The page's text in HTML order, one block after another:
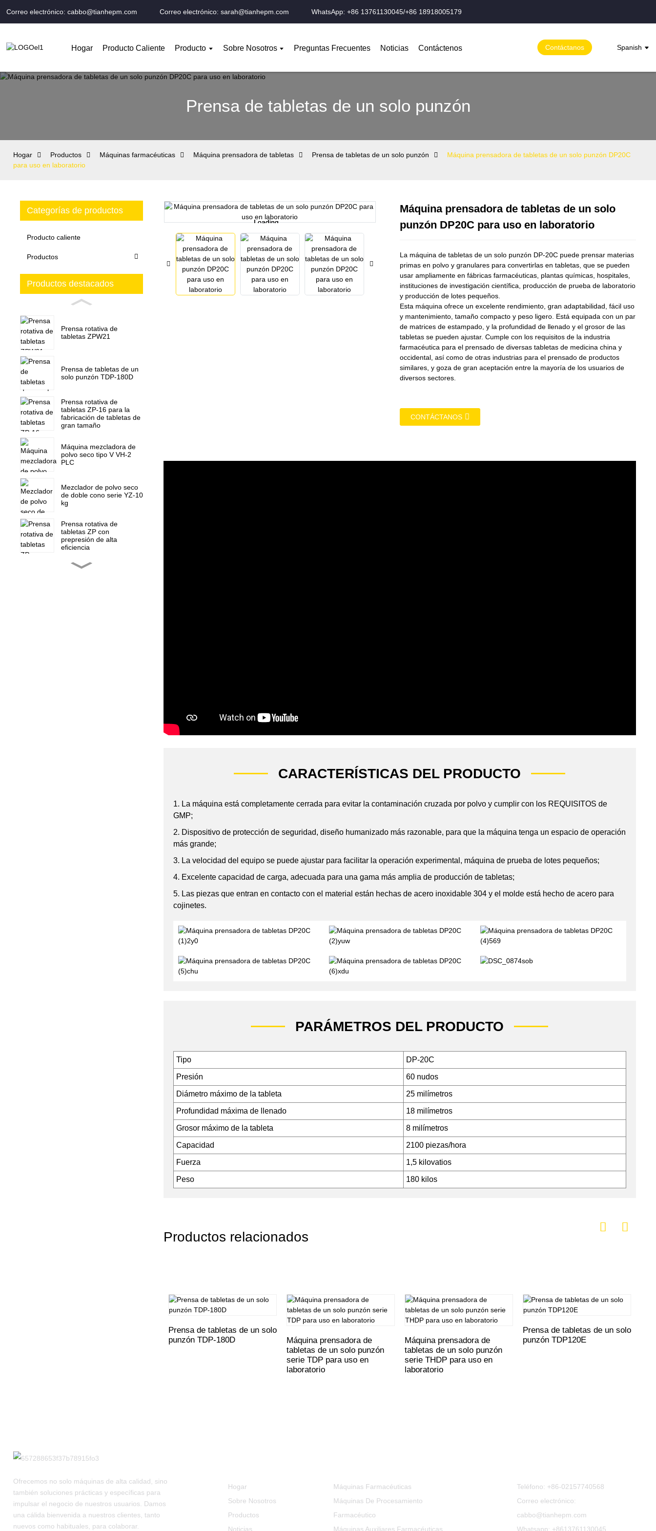
Correo electrónico: cabbo@tianhepm.com Correo electrónico: sarah@tianhepm.com WhatsApp: +86 13761130045/+86 18918005179
Hogar Producto Caliente Producto Sobre Nosotros Preguntas Frecuentes Noticias Contáctenos Contáctanos Spanish
Prensa de tabletas de un solo punzón
Hogar Productos Máquinas farmacéuticas Máquina prensadora de tabletas Prensa de tabletas de un solo punzón
Máquina prensadora de tabletas de un solo punzón DP20C
para uso en laboratorio
Categorías de productos
Producto caliente
Productos
Productos destacados
Prensa rotativa de
tabletas ZPW21
Prensa de tabletas de un
solo punzón TDP-180D
Prensa rotativa de
tabletas ZP-16 para la
fabricación de tabletas de
gran tamaño
Máquina mezcladora de
polvo seco tipo V VH-2
PLC
Mezclador de polvo seco
de doble cono serie YZ-10
kg
Prensa rotativa de
tabletas ZP con
prepresión de alta
eficiencia
Prensa rotativa para
Loading...
Loading... Loading...
Loading...
Máquina prensadora de tabletas de un solo
punzón DP20C para uso en laboratorio
La máquina de tabletas de un solo punzón DP-20C puede prensar materias
primas en polvo y granulares para convertirlas en tabletas, que se pueden
usar ampliamente en fábricas farmacéuticas, plantas químicas, hospitales,
instituciones de investigación científica, producción de prueba de laboratorio
y producción de lotes pequeños.
Esta máquina ofrece un excelente rendimiento, gran adaptabilidad, fácil uso
y mantenimiento, tamaño compacto y peso ligero. Está equipada con un par
de matrices de estampado, y la profundidad de llenado y el grosor de las
tabletas se pueden ajustar. Cumple con los requisitos de la industria
farmacéutica para el prensado de diversas tabletas de medicina china y
occidental, así como de otras industrias para el prensado de productos
similares, y goza de gran aceptación entre la mayoría de los usuarios de
diversos sectores.
CONTÁCTANOS
CARACTERÍSTICAS DEL PRODUCTO
1. La máquina está completamente cerrada para evitar la contaminación cruzada por polvo y cumplir con los REQUISITOS de
GMP;
2. Dispositivo de protección de seguridad, diseño humanizado más razonable, para que la máquina tenga un espacio de operación
más grande;
3. La velocidad del equipo se puede ajustar para facilitar la operación experimental, máquina de prueba de lotes pequeños;
4. Excelente capacidad de carga, adecuada para una gama más amplia de producción de tabletas;
5. Las piezas que entran en contacto con el material están hechas de acero inoxidable 304 y el molde está hecho de acero para
cojinetes.
PARÁMETROS DEL PRODUCTO
Tipo DP-20C
Presión 60 nudos
Diámetro máximo de la tableta 25 milímetros
Profundidad máxima de llenado 18 milímetros
Grosor máximo de la tableta 8 milímetros
Capacidad 2100 piezas/hora
Fuerza 1,5 kilovatios
Peso 180 kilos
Productos relacionados
Prensa de tabletas de un solo
punzón TDP-180D
Máquina prensadora de
tabletas de un solo punzón
serie TDP para uso en
laboratorio
Máquina prensadora de
tabletas de un solo punzón
serie THDP para uso en
laboratorio
Prensa de tabletas de un solo
punzón TDP120E
Ofrecemos no solo máquinas de alta calidad, sino
también soluciones prácticas y específicas para
impulsar el negocio de nuestros usuarios. Damos
una cálida bienvenida a nuestros clientes, tanto
nuevos como habituales, para colaborar.
Hogar
Sobre Nosotros
Productos
Noticias
Máquinas Farmacéuticas
Máquinas De Procesamiento
Farmacéutico
Máquinas Auxiliares Farmacéuticas
Teléfono: +86-02157740568
Correo electrónico:
cabbo@tianhepm.com
Whatsapp: +8613761130045